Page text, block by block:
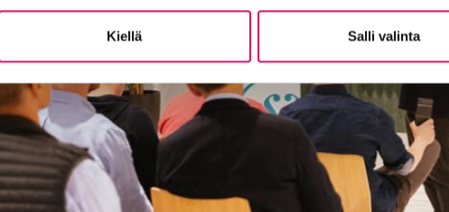
Kiellä Salli valinta